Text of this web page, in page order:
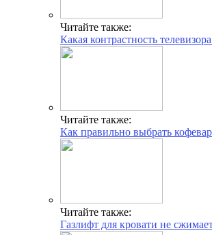
Читайте также:
Какая контрастность
Читайте также:
Как правильно выбрать
Читайте также:
Газлифт для кровати не